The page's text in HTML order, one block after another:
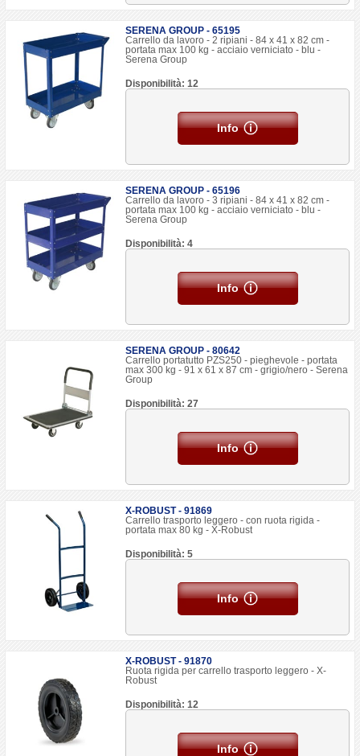
SERENA GROUP - 65195
Carrello da lavoro - 2 ripiani - 84 x 41 x 82 cm -
portata max 100 kg - acciaio verniciato - blu -
Serena Group
Disponibilità: 12
Info
SERENA GROUP - 65196
Carrello da lavoro - 3 ripiani - 84 x 41 x 82 cm -
portata max 100 kg - acciaio verniciato - blu -
Serena Group
Disponibilità: 4
Info
SERENA GROUP - 80642
Carrello portatutto PZS250 - pieghevole - portata
max 300 kg - 91 x 61 x 87 cm - grigio/nero - Serena
Group
Disponibilità: 27
Info
X-ROBUST - 91869
Carrello trasporto leggero - con ruota rigida -
portata max 80 kg - X-Robust
Disponibilità: 5
Info
X-ROBUST - 91870
Ruota rigida per carrello trasporto leggero - X-
Robust
Disponibilità: 12
Info